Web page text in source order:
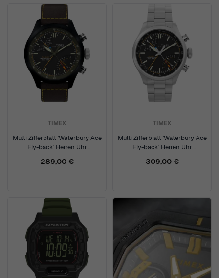
TIMEX
Multi Zifferblatt 'Waterbury Ace
Fly-back' Herren Uhr
289,00 €
TIMEX
Multi Zifferblatt 'Waterbury Ace
Fly-back' Herren Uhr
309,00 €